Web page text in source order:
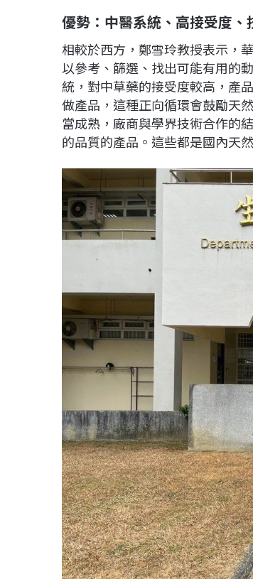
優勢：中醫系統、高接受度、
相較於西方，鄭雪玲教授表示，
以參考、篩選、找出可能有用的
統，對中草藥的接受度較高，產
做產品，這種正向循環會鼓勵天
當成熟，廠商與學界技術合作的
的品質的產品。這些都是國內天